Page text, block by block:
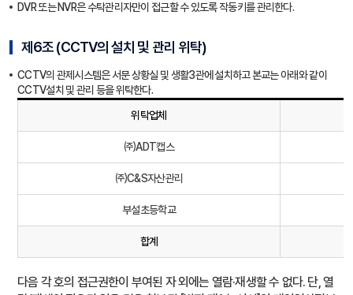
DVR 또는 NVR은 수탁관리자만이 접근할 수 있도록 작동키를 관리한다.
제6조 (CCTV의 설치 및 관리 위탁)
CCTV의 관제시스템은 서문 상황실 및 생활3관에 설치하고 본교는 아래와 같이
CCTV설치 및 관리 등을 위탁한다.
위탁업체
㈜ADT캡스
㈜C&S자산관리
부설초등학교
합계
다음 각 호의 접근권한이 부여된 자 외에는 열람·재생할 수 없다. 단, 열